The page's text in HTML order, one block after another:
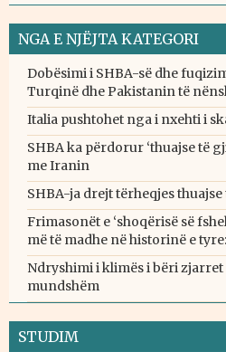
NGA E NJËJTA KATEGORI
Dobësimi i SHBA-së dhe
Turqinë dhe Pakistanin të
Italia pushtohet nga i nxehti i
SHBA ka përdorur ‘thuajse të
me Iranin
SHBA-ja drejt tërheqjes
Frimasonët e ‘shoqërisë së
më të madhe në historinë e
Ndryshimi i klimës i bëri zjarret
mundshëm
STUDIM